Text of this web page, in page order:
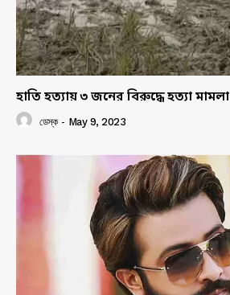
হাতি হত্যায় ৩ জনের বিরুদ্ধে হত্যা মামলা
ডেস্ক - May 9, 2023